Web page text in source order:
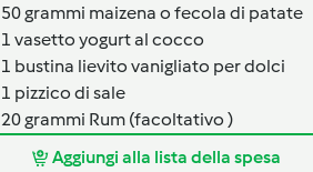
50grammi maizena o fecola di patate
1 vasetto yogurt al cocco
1 bustina lievito vanigliato per dolci
1 pizzico di sale
20grammi Rum (facoltativo )
Aggiungi alla lista della spesa